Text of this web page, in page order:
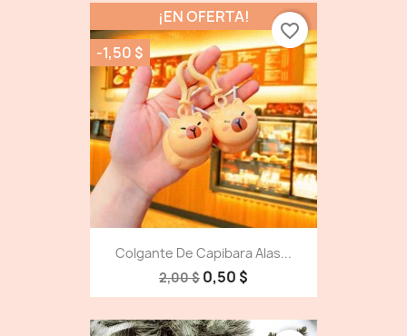
Colgante De Capibara Alas...
2,00 $ 0,50 $
¡EN OFERTA!
-1,50 $
favorite_border